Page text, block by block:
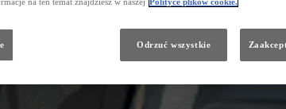
Odrzuć wszystkie